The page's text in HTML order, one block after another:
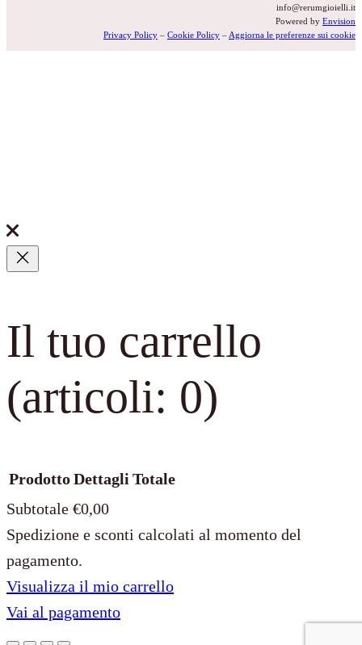
info@rerumgioielli.it
Powered by Envision
Privacy Policy – Cookie Policy – Aggiorna le preferenze sui cookie
Il tuo carrello
(articoli: 0)
Prodotti
nel
ProdottoDettagliTotale
Subtotale €0,00
Spedizione e sconti calcolati al momento del
pagamento.
Visualizza il mio carrello
Vai al pagamento